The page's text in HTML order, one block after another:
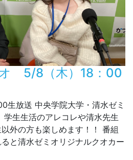
5/8（木）18：00
生放送 中央学院大学・清水ゼミ
生生活のアレコレや清水先生
外の方も楽しめます！！ 番組
と清水ゼミオリジナルクオカー